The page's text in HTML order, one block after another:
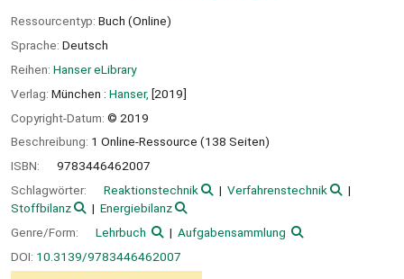
Ressourcentyp: Buch (Online)
Sprache: Deutsch
Reihen: Hanser eLibrary
Verlag: München : Hanser, [2019]
Copyright-Datum: © 2019
Beschreibung: 1 Online-Ressource (138 Seiten)
ISBN:
9783446462007
Schlagwörter:
Reaktionstechnik
Verfahrenstechnik
Stoffbilanz
Energiebilanz
Genre/Form:
Lehrbuch
Aufgabensammlung
DOI: 10.3139/9783446462007